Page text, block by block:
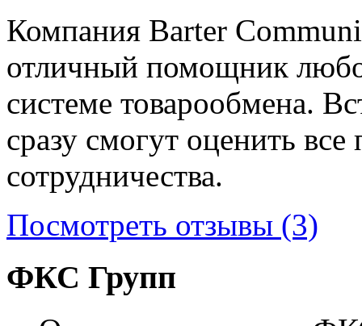
Компания Barter
отличный помощник
системе товарообмена.
сразу смогут оценить
сотрудничества.
Посмотреть отзывы (3)
ФКС Групп